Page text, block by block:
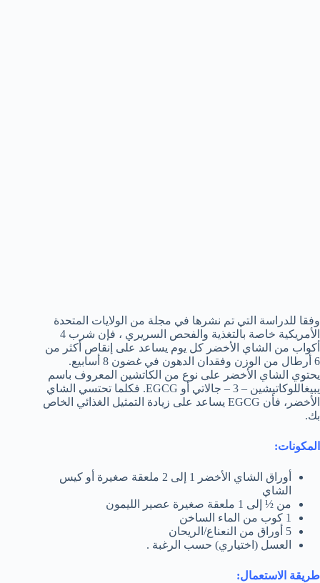
وفقا للدراسة التي تم نشرها في مجلة من الولايات المتحدة
الأمريكية خاصة بالتغذية والفحص السريري ، فإن شرب 4
أكواب من الشاي الأخضر كل يوم يساعد على إنقاص أكثر من
6 أرطال من الوزن وفقدان الدهون في غضون 8 أسابيع.
يحتوي الشاي الأخضر على نوع من الكاتشين المعروف باسم
يبيغاللوكاتيشين – 3 – جالاتي أو EGCG. فكلما تحتسي الشاي
الأخضر، فأن EGCG يساعد على زيادة التمثيل الغذائي الخاص
بك.
المكونات:
أوراق الشاي الأخضر 1 إلى 2 ملعقة صغيرة أو كيس
الشاي
من ½ إلى 1 ملعقة صغيرة عصير الليمون
1 كوب من الماء الساخن
5 أوراق من النعناع/الريحان
العسل (اختياري) حسب الرغبة .
طريقة الاستعمال: